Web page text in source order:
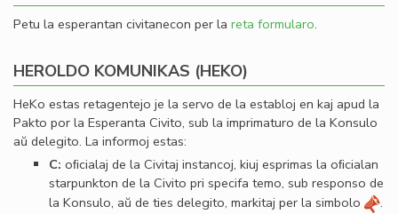
Petu la esperantan civitanecon per la reta formularo.
HEROLDO KOMUNIKAS (HEKO)
HeKo estas retagentejo je la servo de la establoj en kaj apud la
Pakto por la Esperanta Civito, sub la imprimaturo de la Konsulo
aŭ delegito. La informoj estas:
C: oﬁcialaj de la Civitaj instancoj, kiuj esprimas la oﬁcialan
starpunkton de la Civito pri specifa temo, sub responso de
la Konsulo, aŭ de ties delegito, markitaj per la simbolo
.